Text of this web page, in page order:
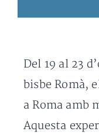
Del 19 al 23
bisbe Romà,
a Roma amb
Aquesta